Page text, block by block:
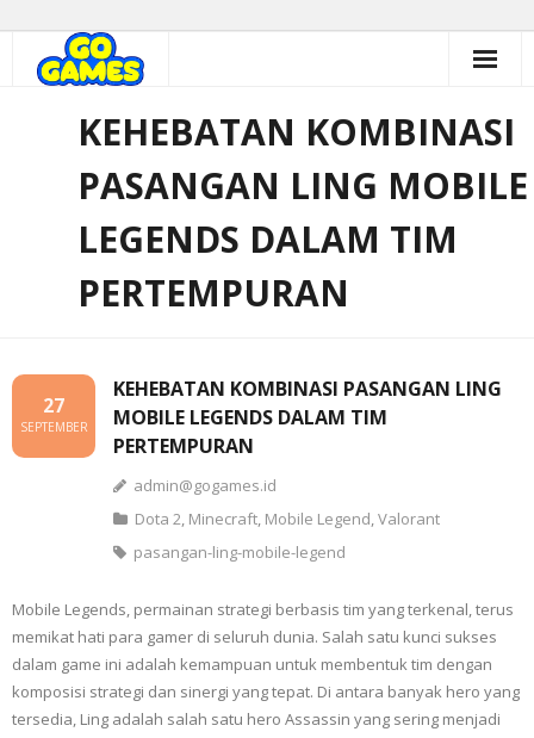
KEHEBATAN KOMBINASI
PASANGAN LING MOBILE
LEGENDS DALAM TIM
PERTEMPURAN
KEHEBATAN KOMBINASI PASANGAN LING
MOBILE LEGENDS DALAM TIM
PERTEMPURAN
27
SEPTEMBER
admin@gogames.id
Dota 2, Minecraft, Mobile Legend,Valorant
pasangan-ling-mobile-legend
Mobile Legends, permainan strategi berbasis tim yang terkenal, terus
memikat hati para gamer di seluruh dunia. Salah satu kunci sukses
dalam game ini adalah kemampuan untuk membentuk tim dengan
komposisi strategi dan sinergi yang tepat. Di antara banyak hero yang
tersedia, Ling adalah salah satu hero Assassin yang sering menjadi